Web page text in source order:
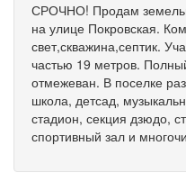
СРОЧНО! Продам
на улице Покровская.
свет,скважина,септик.
частью 19 метров.
отмежеван. В поселке
школа, детсад,
стадион, секция дзюдо,
спортивный зал и